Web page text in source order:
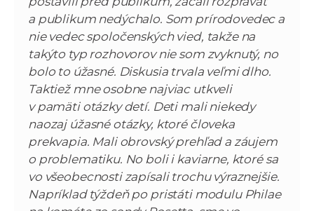
a publikum nedýchalo. Som prírodovedec a
nie vedec spoločenských vied, takže na
takýto typ rozhovorov nie som zvyknutý, no
bolo to úžasné. Diskusia trvala veľmi dlho.
Taktiež mne osobne najviac utkveli
v pamäti otázky detí. Deti mali niekedy
naozaj úžasné otázky, ktoré človeka
prekvapia. Mali obrovský prehľad a záujem
o problematiku. No boli i kaviarne, ktoré sa
vo všeobecnosti zapísali trochu výraznejšie.
Napríklad týždeň po pristáti modulu Philae